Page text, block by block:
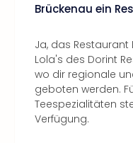
Brückenau ein
Ja, das
Lola's des Dorint
wo dir regionale
geboten werden.
Teespezialitäten
Verfügung.